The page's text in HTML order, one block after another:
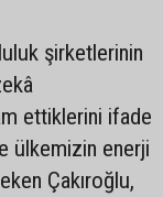
şirketlerinin
ettiklerini ifade
ülkemizin enerji
Çakıroğlu,